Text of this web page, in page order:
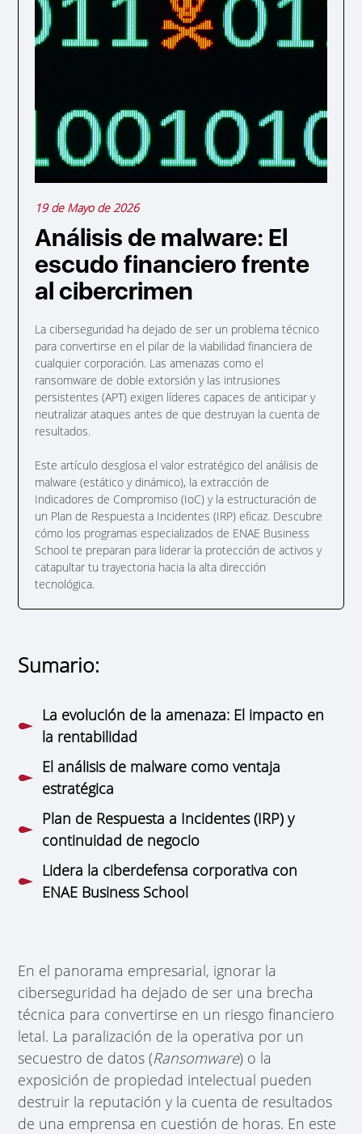
19 de Mayo de 2026
Análisis de malware: El
escudo financiero frente
al cibercrimen
La ciberseguridad ha dejado de ser un problema técnico
para convertirse en el pilar de la viabilidad financiera de
cualquier corporación. Las amenazas como el
ransomware de doble extorsión y las intrusiones
persistentes (APT) exigen líderes capaces de anticipar y
neutralizar ataques antes de que destruyan la cuenta de
resultados.
Este artículo desglosa el valor estratégico del análisis de
malware (estático y dinámico), la extracción de
Indicadores de Compromiso (IoC) y la estructuración de
un Plan de Respuesta a Incidentes (IRP) eficaz. Descubre
cómo los programas especializados de ENAE Business
School te preparan para liderar la protección de activos y
catapultar tu trayectoria hacia la alta dirección
tecnológica.
Sumario:
La evolución de la amenaza: El impacto en
la rentabilidad
El análisis de malware como ventaja
estratégica
Plan de Respuesta a Incidentes (IRP) y
continuidad de negocio
Lidera la ciberdefensa corporativa con
ENAE Business School
En el panorama empresarial, ignorar la
ciberseguridad ha dejado de ser una brecha
técnica para convertirse en un riesgo financiero
letal. La paralización de la operativa por un
secuestro de datos (Ransomware) o la
exposición de propiedad intelectual pueden
destruir la reputación y la cuenta de resultados
de una emprensa en cuestión de horas. En este